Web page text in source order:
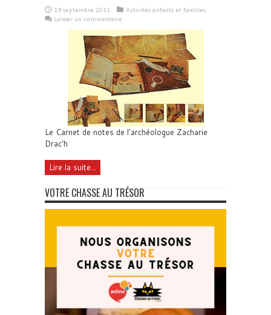
19 septembre 2011
Activités enfants et familles
Laisser un commentaire
Le Carnet de notes de l'archéologue Zacharie
Drac'h
Lire la suite...
VOTRE CHASSE AU TRÉSOR